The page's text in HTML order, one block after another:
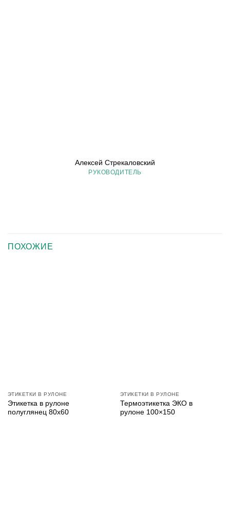
Алексей Стрекаловский
РУКОВОДИТЕЛЬ
ПОХОЖИЕ
ЭТИКЕТКИ В РУЛОНЕ
Этикетка в рулоне
полуглянец 80х60
ЭТИКЕТКИ В РУЛОНЕ
Термоэтикетка ЭКО в
рулоне 100×150